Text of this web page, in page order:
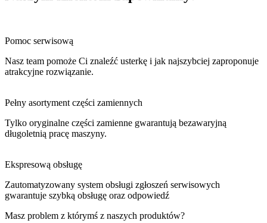
Pomoc serwisową
Nasz team pomoże Ci znaleźć usterkę i jak najszybciej zaproponuje
atrakcyjne rozwiązanie.
Pełny asortyment części zamiennych
Tylko oryginalne części zamienne gwarantują bezawaryjną
długoletnią pracę maszyny.
Ekspresową obsługę
Zautomatyzowany system obsługi zgłoszeń serwisowych
gwarantuje szybką obsługę oraz odpowiedź
Masz problem z którymś z naszych produktów?